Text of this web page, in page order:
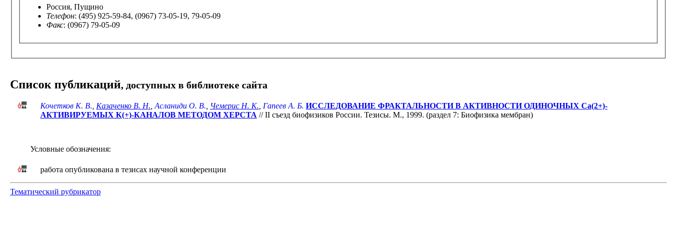
Россия, Пущино
Телефон: (495) 925-59-84, (0967) 73-05-19, 79-05-09
Факс: (0967) 79-05-09
Список публикаций, доступных в библиотеке сайта
Кочетков К. В. Казаченко В. Н. Асланиди О. В. Чемерис Н. К. Гапеев А. Б. ИССЛЕДОВАНИЕ ФРАКТАЛЬНОСТИ В АКТИВНОСТИ ОДИНОЧНЫХ Сa(2+)-
АКТИВИРУЕМЫХ К(+)-КАНАЛОВ МЕТОДОМ ХЕРСТА // II съезд биофизиков России. Тезисы. М., 1999. (раздел 7: Биофизика мембран)
Условные обозначения:
работа опубликована в тезисах научной конференции
Тематический рубрикатор